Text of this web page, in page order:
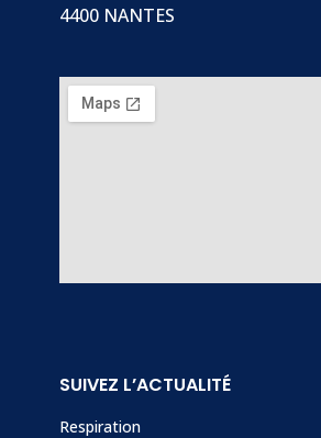
4400 NANTES
SUIVEZ L’ACTUALITÉ
Respiration